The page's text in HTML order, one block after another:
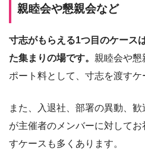
親睦会や懇親会など
寸志がもらえる1つ目のケース
た集まりの場です。 親睦会や懇
ポート料として、寸志を渡すケ
また、入退社、部署の異動、
が主催者のメンバーに対して
すケースも多くあります。